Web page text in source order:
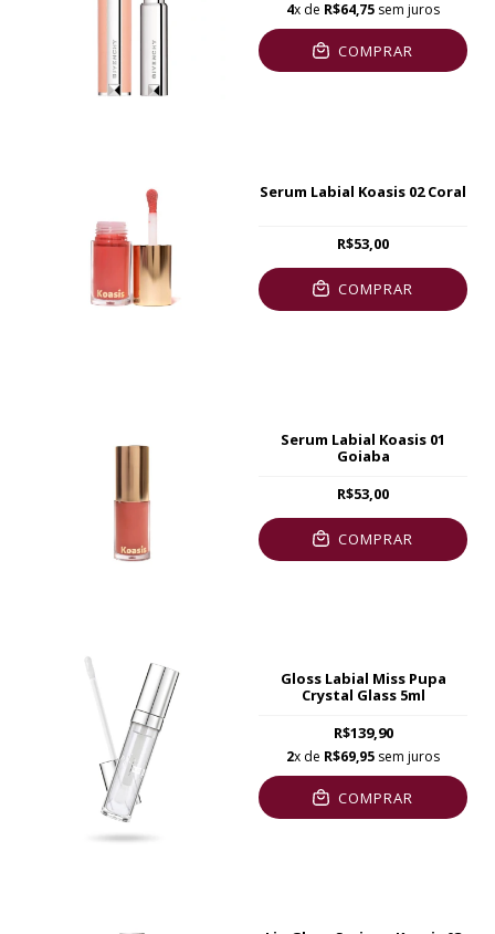
4x de R$64,75 sem juros
COMPRAR
Serum Labial Koasis 02 Coral
R$53,00
COMPRAR
Serum Labial Koasis 01
Goiaba
R$53,00
COMPRAR
Gloss Labial Miss Pupa
Crystal Glass 5ml
R$139,90
2x de R$69,95 sem juros
COMPRAR